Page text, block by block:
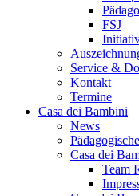
FSJ
Service &
Kontakt
Termine
Casa dei Bambini
News
Casa dei
Team